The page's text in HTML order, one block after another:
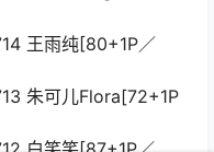
王雨纯[80+1P／
朱可儿Flora[72+1P